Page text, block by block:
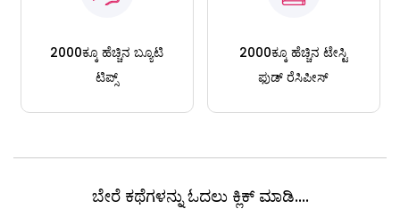
2000ಕ್ಕೂ ಹೆಚ್ಚಿನ ಬ್ಯೂಟಿ
ಟಿಪ್ಸ್
2000ಕ್ಕೂ ಹೆಚ್ಚಿನ ಟೇಸ್ಟಿ
ಫುಡ್ ರೆಸಿಪೀಸ್
ಬೇರೆ ಕಥೆಗಳನ್ನು ಓದಲು ಕ್ಲಿಕ್ ಮಾಡಿ....